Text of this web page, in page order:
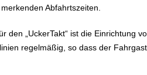
Abfahrtszeiten.
den „UckerTakt“ ist die Einrichtung
regelmäßig, so dass der